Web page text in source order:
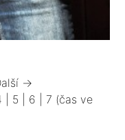
→
5 6 7 (čas ve